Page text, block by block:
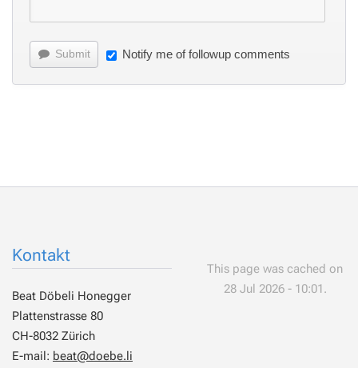
Submit Notify me of followup comments
Kontakt
Beat Döbeli Honegger
Plattenstrasse 80
CH-8032 Zürich
E-mail: beat@doebe.li
This page was cached on
28 Jul 2026 - 10:01.